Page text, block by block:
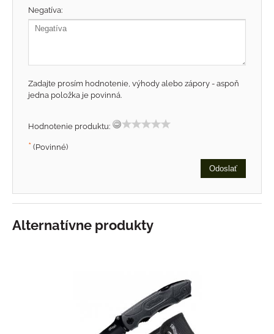
Negatíva:
Zadajte prosím hodnotenie, výhody alebo zápory - aspoň
jedna položka je povinná.
Hodnotenie produktu:
* (Povinné)
Odoslať
Alternatívne produkty